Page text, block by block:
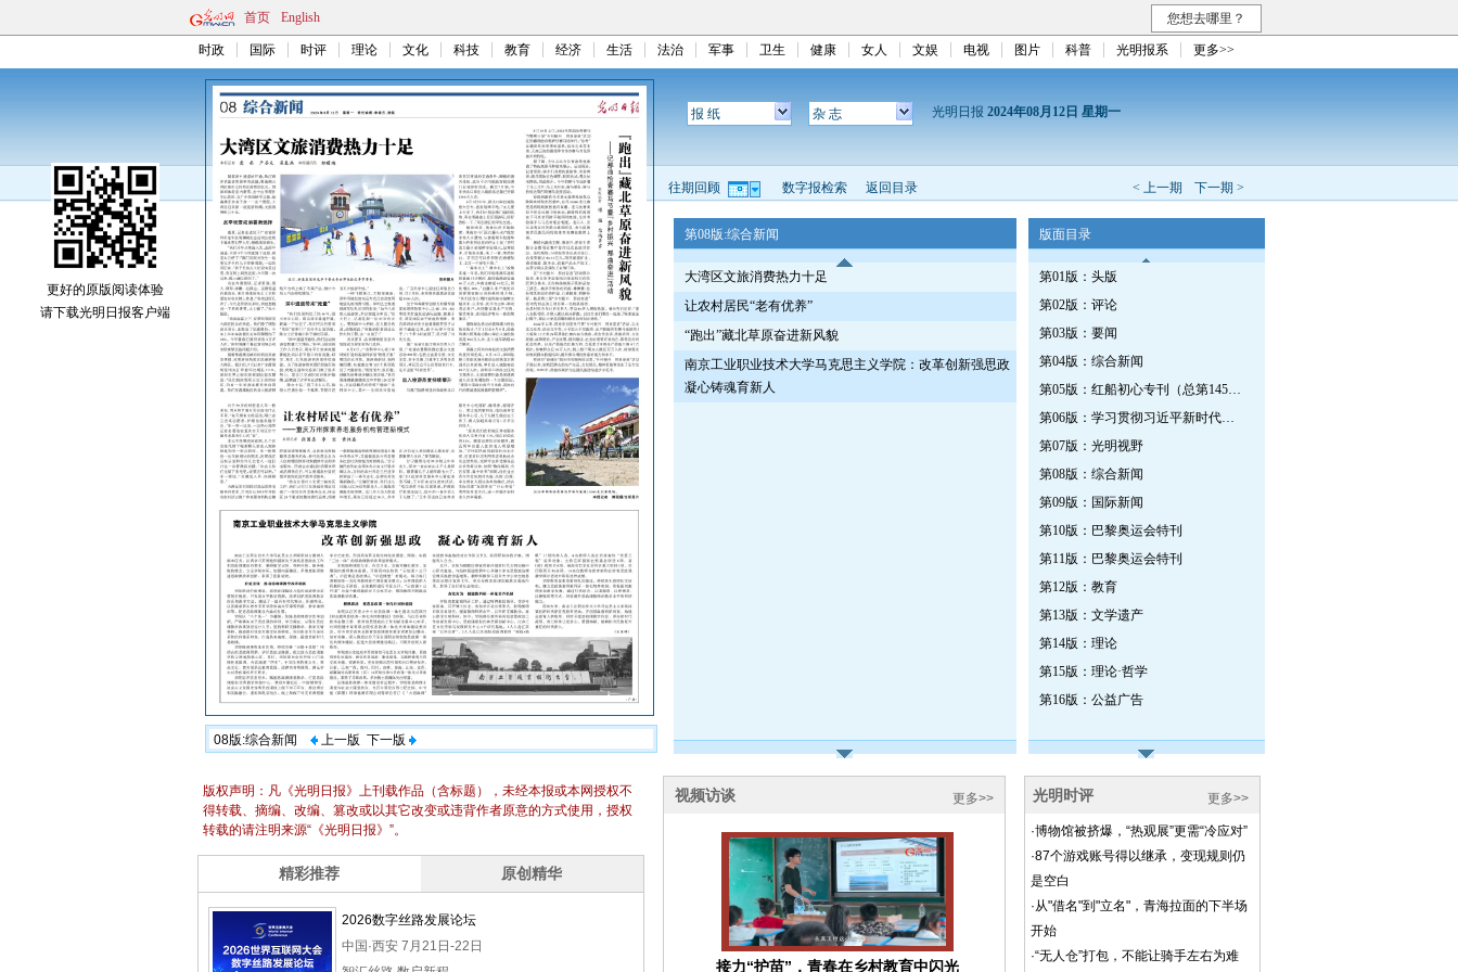
首页 English 您想去哪里？
时政 国际 时评 理论 文化 科技 教育 经济 生活 法治 军事 卫生 健康 女人 文娱 电视 图片 科普 光明报系 更多>>
08版:综合新闻 上一版 下一版
报 纸 杂 志 光明日报 2024年08月12日 星期一
< 上一期 下一期 >
往期回顾 数字报检索 返回目录
第08版:综合新闻
大湾区文旅消费热力十足
让农村居民“老有优养”
“跑出”藏北草原奋进新风貌
南京工业职业技术大学马克思主义学院：改革创新强思政
凝心铸魂育新人
版面目录
第01版：头版
第02版：评论
第03版：要闻
第04版：综合新闻
第05版：红船初心专刊（总第1452期）
第06版：学习贯彻习近平新时代中国特色社会主义思想专刊
第07版：光明视野
第08版：综合新闻
第09版：国际新闻
第10版：巴黎奥运会特刊
第11版：巴黎奥运会特刊
第12版：教育
第13版：文学遗产
第14版：理论
第15版：理论·哲学
第16版：公益广告
更好的原版阅读体验
请下载光明日报客户端